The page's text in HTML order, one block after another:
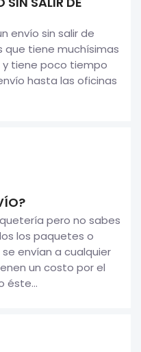
envío sin salir de
que tiene muchísimas
tiene poco tiempo
hasta las oficinas
pero no sabes
los paquetes o
envían a cualquier
un costo por el
éste...